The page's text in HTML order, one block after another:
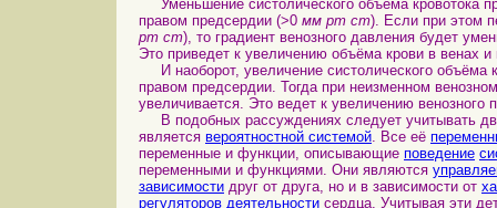
Уменьшение систолического объёма кровотока
правом предсердии (>0 мм рт ст). Если при этом
рт ст), то градиент венозного давления будет
Это приведет к увеличению объёма крови в венах
И наоборот, увеличение систолического объёма
правом предсердии. Тогда при неизменном
увеличивается. Это ведет к увеличению венозного
В подобных рассуждениях следует учитывать
является вероятностной системой . Все её
переменные и функции, описывающие поведение
переменными и функциями. Они являются
зависимости друг от друга, но и в зависимости от
регуляторов деятельности сердца. Учитывая эти